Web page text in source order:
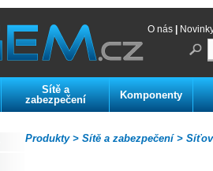
O nás
Sítě a
zabezpečení
Komponenty
Sítě a zabezpečení >
Produkty >